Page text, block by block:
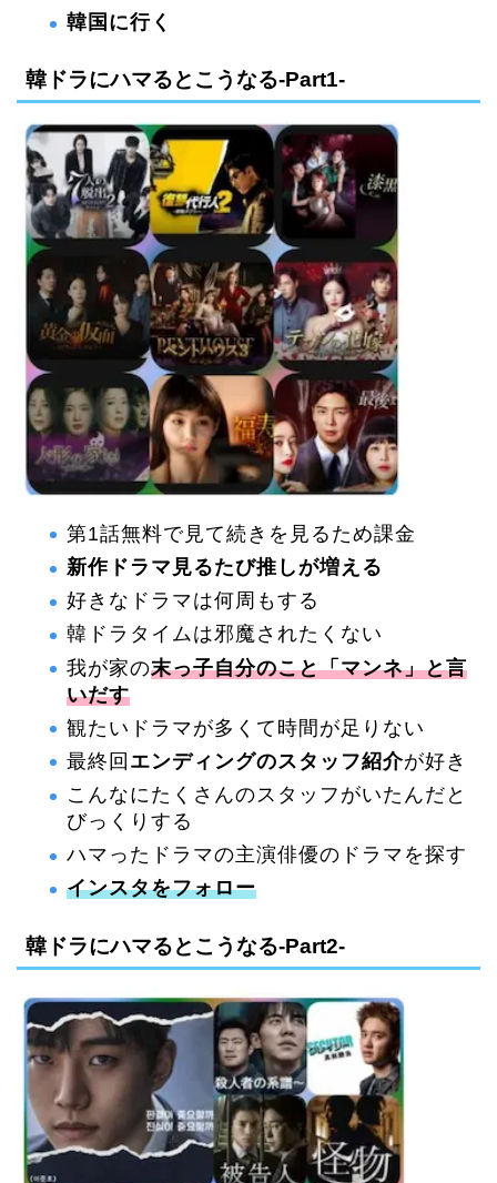
韓国に行く
韓ドラにハマるとこうなる-Part1-
第1話無料で見て続きを見るため課金
新作ドラマ見るたび推しが増える
好きなドラマは何周もする
韓ドラタイムは邪魔されたくない
我が家の末っ子自分のこと「マンネ」と言
いだす
観たいドラマが多くて時間が足りない
最終回 エンディングのスタッフ紹介が好き
こんなにたくさんのスタッフがいたんだと
びっくりする
ハマったドラマの主演俳優のドラマを探す
インスタをフォロー
韓ドラにハマるとこうなる-Part2-